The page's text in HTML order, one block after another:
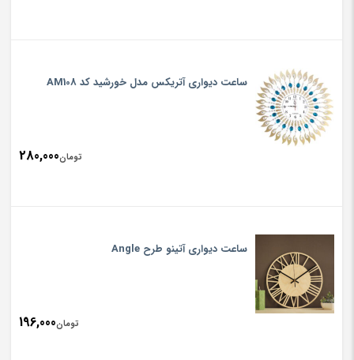
ساعت دیواری آتریکس مدل خورشید کد AM108
تومان280,000
ساعت دیواری آتینو طرح Angle
تومان196,000